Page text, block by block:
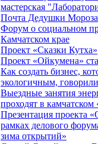
мастерская
Почта Дедушки Мороза
Форум о социальном
Камчатском крае
Проект «Сказки Кутха»
Проект «Ойкумена»
Как создать бизнес,
экологичным,
Выездные занятия
проходят в
Презентация проекта
рамках делового
зима открытий»